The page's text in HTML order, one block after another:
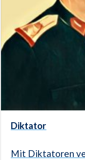
Diktator
Mit Diktatoren